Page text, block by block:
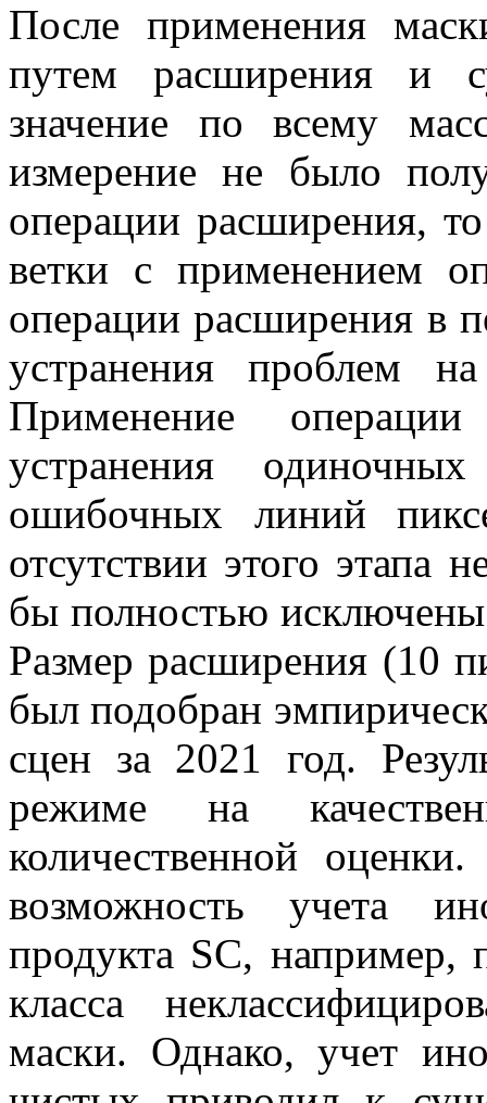
После применения
путем расширения и
значение по всему
измерение не было
операции расширения,
ветки с применением
операции расширения в
устранения проблем
Применение
устранения
ошибочных линий
отсутствии этого этапа
бы полностью
Размер расширения (10
был подобран
сцен за 2021 год.
режиме на
количественной оценки.
возможность учета
продукта SC, например,
класса
маски. Однако, учет